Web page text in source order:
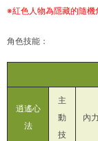
※紅色人物為隱藏的隨機
角色技能：
逍遙心
法
主
動
技
內